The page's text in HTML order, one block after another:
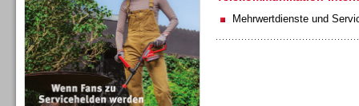
Mehrwertdienste und